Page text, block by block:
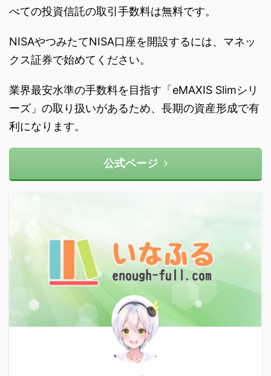
べての投資信託の取引手数料は無料です。
NISAやつみたてNISA口座を開設するには、マネッ
クス証券で始めてください。
業界最安水準の手数料を目指す「eMAXIS Slimシリ
ーズ」の取り扱いがあるため、長期の資産形成で有
利になります。
公式ページ